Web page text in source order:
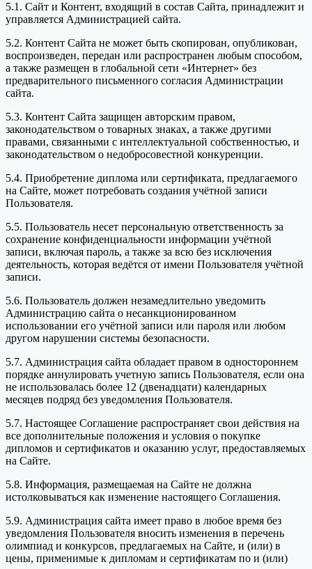
5.1. Сайт и Контент, входящий в состав Сайта, принадлежит и
управляется Администрацией сайта.
5.2. Контент Сайта не может быть скопирован, опубликован,
воспроизведен, передан или распространен любым способом,
а также размещен в глобальной сети «Интернет» без
предварительного письменного согласия Администрации
сайта.
5.3. Контент Сайта защищен авторским правом,
законодательством о товарных знаках, а также другими
правами, связанными с интеллектуальной собственностью, и
законодательством о недобросовестной конкуренции.
5.4. Приобретение диплома или сертификата, предлагаемого
на Сайте, может потребовать создания учётной записи
Пользователя.
5.5. Пользователь несет персональную ответственность за
сохранение конфиденциальности информации учётной
записи, включая пароль, а также за всю без исключения
деятельность, которая ведётся от имени Пользователя учётной
записи.
5.6. Пользователь должен незамедлительно уведомить
Администрацию сайта о несанкционированном
использовании его учётной записи или пароля или любом
другом нарушении системы безопасности.
5.7. Администрация сайта обладает правом в одностороннем
порядке аннулировать учетную запись Пользователя, если она
не использовалась более 12 (двенадцати) календарных
месяцев подряд без уведомления Пользователя.
5.7. Настоящее Соглашение распространяет свои действия на
все дополнительные положения и условия о покупке
дипломов и сертификатов и оказанию услуг, предоставляемых
на Сайте.
5.8. Информация, размещаемая на Сайте не должна
истолковываться как изменение настоящего Соглашения.
5.9. Администрация сайта имеет право в любое время без
уведомления Пользователя вносить изменения в перечень
олимпиад и конкурсов, предлагаемых на Сайте, и (или) в
цены, применимые к дипломам и сертификатам по и (или)